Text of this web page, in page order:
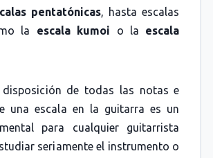
pentatónicas, hasta escalas
la escala kumoi o la escala
disposición de todas las notas e
una escala en la guitarra es un
para cualquier guitarrista
seriamente el instrumento o